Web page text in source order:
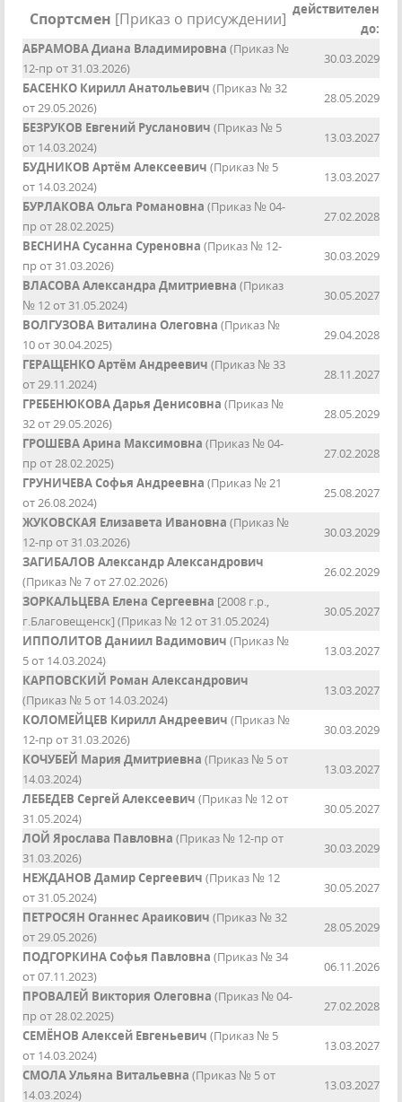
Спортсмен [Приказ о присуждении] действителен
до:
АБРАМОВА Диана Владимировна (Приказ №
12-пр от 31.03.2026)
30.03.2029
БАСЕНКО Кирилл Анатольевич (Приказ № 32
от 29.05.2026)
28.05.2029
БЕЗРУКОВ Евгений Русланович (Приказ № 5
от 14.03.2024)
13.03.2027
БУДНИКОВ Артём Алексеевич (Приказ № 5
от 14.03.2024)
13.03.2027
БУРЛАКОВА Ольга Романовна (Приказ № 04-
пр от 28.02.2025)
27.02.2028
ВЕСНИНА Сусанна Суреновна (Приказ № 12-
пр от 31.03.2026)
30.03.2029
ВЛАСОВА Александра Дмитриевна (Приказ
№ 12 от 31.05.2024)
30.05.2027
ВОЛГУЗОВА Виталина Олеговна (Приказ №
10 от 30.04.2025)
29.04.2028
ГЕРАЩЕНКО Артём Андреевич (Приказ № 33
от 29.11.2024)
28.11.2027
ГРЕБЕНЮКОВА Дарья Денисовна (Приказ №
32 от 29.05.2026)
28.05.2029
ГРОШЕВА Арина Максимовна (Приказ № 04-
пр от 28.02.2025)
27.02.2028
ГРУНИЧЕВА Софья Андреевна (Приказ № 21
от 26.08.2024)
25.08.2027
ЖУКОВСКАЯ Елизавета Ивановна (Приказ №
12-пр от 31.03.2026)
30.03.2029
ЗАГИБАЛОВ Александр Александрович
(Приказ № 7 от 27.02.2026)
26.02.2029
ЗОРКАЛЬЦЕВА Елена Сергеевна [2008 г.р.,
г.Благовещенск] (Приказ № 12 от 31.05.2024)
30.05.2027
ИППОЛИТОВ Даниил Вадимович (Приказ №
5 от 14.03.2024)
13.03.2027
КАРПОВСКИЙ Роман Александрович
(Приказ № 5 от 14.03.2024)
13.03.2027
КОЛОМЕЙЦЕВ Кирилл Андреевич (Приказ №
12-пр от 31.03.2026)
30.03.2029
КОЧУБЕЙ Мария Дмитриевна (Приказ № 5 от
14.03.2024)
13.03.2027
ЛЕБЕДЕВ Сергей Алексеевич (Приказ № 12 от
31.05.2024)
30.05.2027
ЛОЙ Ярослава Павловна (Приказ № 12-пр от
31.03.2026)
30.03.2029
НЕЖДАНОВ Дамир Сергеевич (Приказ № 12
от 31.05.2024)
30.05.2027
ПЕТРОСЯН Оганнес Араикович (Приказ № 32
от 29.05.2026)
28.05.2029
ПОДГОРКИНА Софья Павловна (Приказ № 34
от 07.11.2023)
06.11.2026
ПРОВАЛЕЙ Виктория Олеговна (Приказ № 04-
пр от 28.02.2025)
27.02.2028
СЕМЁНОВ Алексей Евгеньевич (Приказ № 5
от 14.03.2024)
13.03.2027
СМОЛА Ульяна Витальевна (Приказ № 5 от
14.03.2024)
13.03.2027